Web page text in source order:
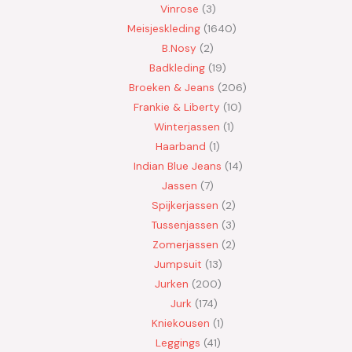
Vinrose 3
Meisjeskleding 1640
B.Nosy
2
Badkleding 19
Broeken & Jeans
206
Frankie & Liberty 10
Winterjassen 1
Haarband 1
Indian Blue Jeans 14
Jassen 7
Spijkerjassen
2
Tussenjassen
3
Zomerjassen 2
Jumpsuit 13
Jurken 200
Jurk 174
Kniekousen 1
Leggings 41